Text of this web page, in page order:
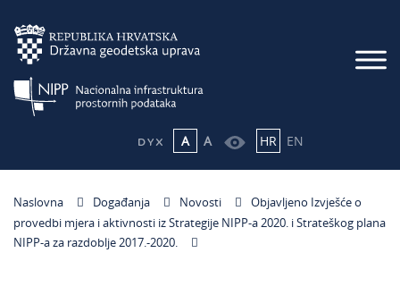
A A HR EN
Naslovna Događanja Novosti
Objavljeno Izvješće o
provedbi mjera i aktivnosti iz Strategije NIPP-a 2020. i Strateškog plana
NIPP-a za razdoblje 2017.-2020.